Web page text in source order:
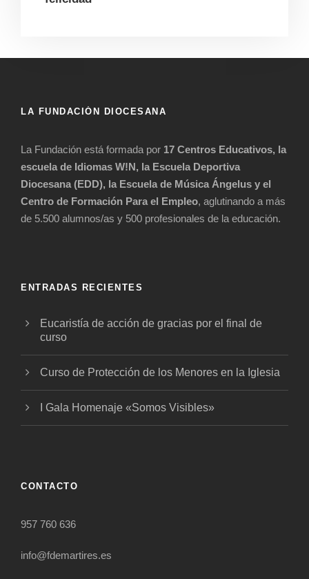
LA FUNDACIÓN DIOCESANA
La Fundación está formada por 17 Centros Educativos, la
escuela de Idiomas W!N, la Escuela Deportiva
Diocesana (EDD), la Escuela de Música Ángelus y el
Centro de Formación Para el Empleo, aglutinando a más
de 5.500 alumnos/as y 500 profesionales de la educación.
ENTRADAS RECIENTES
Eucaristía de acción de gracias por el final de
curso
Curso de Protección de los Menores en la Iglesia
I Gala Homenaje «Somos Visibles»
CONTACTO
957 760 636
info@fdemartires.es